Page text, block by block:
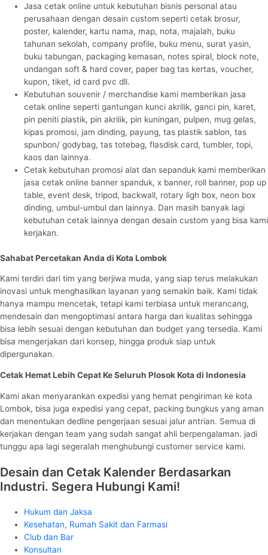
Jasa cetak online untuk kebutuhan bisnis personal atau
perusahaan dengan desain custom seperti cetak brosur,
poster, kalender, kartu nama, map, nota, majalah, buku
tahunan sekolah, company profile, buku menu, surat yasin,
buku tabungan, packaging kemasan, notes spiral, block note,
undangan soft & hard cover, paper bag tas kertas, voucher,
kupon, tiket, id card pvc dll.
Kebutuhan souvenir / merchandise kami memberikan jasa
cetak online seperti gantungan kunci akrilik, ganci pin, karet,
pin peniti plastik, pin akrilik, pin kuningan, pulpen, mug gelas,
kipas promosi, jam dinding, payung, tas plastik sablon, tas
spunbon/ godybag, tas totebag, flasdisk card, tumbler, topi,
kaos dan lainnya.
Cetak kebutuhan promosi alat dan sepanduk kami memberikan
jasa cetak online banner spanduk, x banner, roll banner, pop up
table, event desk, tripod, backwall, rotary ligh box, neon box
dinding, umbul-umbul dan lainnya. Dan masih banyak lagi
kebutuhan cetak lainnya dengan desain custom yang bisa kami
kerjakan.
Sahabat Percetakan Anda di Kota Lombok
Kami terdiri dari tim yang berjiwa muda, yang siap terus melakukan
inovasi untuk menghasilkan layanan yang semakin baik. Kami tidak
hanya mampu mencetak, tetapi kami terbiasa untuk merancang,
mendesain dan mengoptimasi antara harga dan kualitas sehingga
bisa lebih sesuai dengan kebutuhan dan budget yang tersedia. Kami
bisa mengerjakan dari konsep, hingga produk siap untuk
dipergunakan.
Cetak Hemat Lebih Cepat Ke Seluruh Plosok Kota di Indonesia
Kami akan menyarankan expedisi yang hemat pengiriman ke kota
Lombok, bisa juga expedisi yang cepat, packing bungkus yang aman
dan menentukan dedline pengerjaan sesuai jalur antrian. Semua di
kerjakan dengan team yang sudah sangat ahli berpengalaman. jadi
tunggu apa lagi segeralah menghubungi customer service kami.
Desain dan Cetak Kalender Berdasarkan
Industri. Segera Hubungi Kami!
Hukum dan Jaksa
Kesehatan, Rumah Sakit dan Farmasi
Club dan Bar
Konsultan